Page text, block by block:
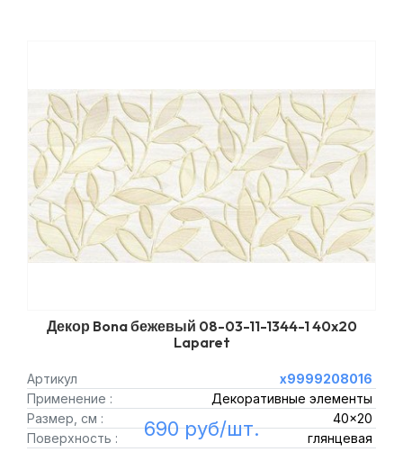
Декор Bona бежевый 08-03-11-1344-1 40x20
Laparet
Артикул
х9999208016
Применение :
Декоративные элементы
Размер, см :
40x20
Поверхность :
глянцевая
690 руб/шт.